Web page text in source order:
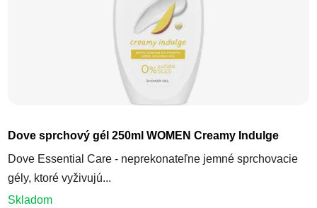
Dove sprchový gél 250ml WOMEN Creamy Indulge
Dove Essential Care - neprekonateľne jemné sprchovacie
gély, ktoré vyživujú...
Skladom